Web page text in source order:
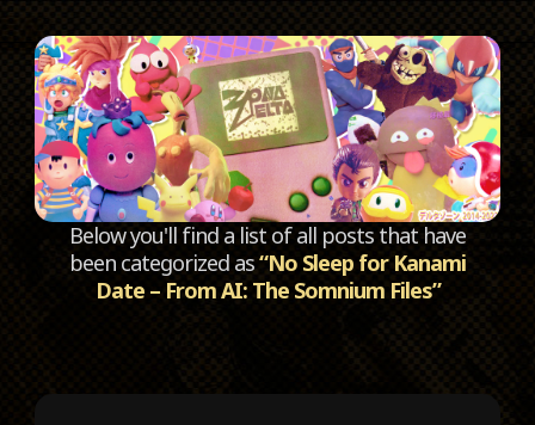
Below you'll find a list of all posts that have
been categorized as“No Sleep for Kanami
Date – From AI: The Somnium Files”